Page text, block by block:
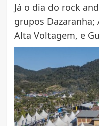
Já o dia do rock
grupos Dazaranha;
Alta Voltagem, e